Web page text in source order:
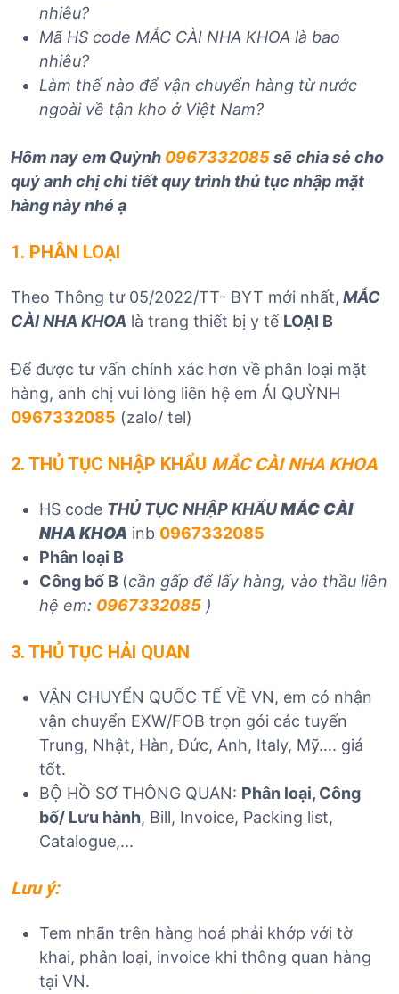
nhiêu?
Mã HS code MẮC CÀI NHA KHOA là bao
nhiêu?
Làm thế nào để vận chuyển hàng từ nước
ngoài về tận kho ở Việt Nam?
Hôm nay em Quỳnh 0967332085sẽ chia sẻ cho
quý anh chị chi tiết quy trình thủ tục nhập mặt
hàng này nhé ạ
1. PHÂN LOẠI
Theo Thông tư 05/2022/TT- BYT mới nhất, MẮC
CÀI NHA KHOA là trang thiết bị y tế LOẠI B
Để được tư vấn chính xác hơn về phân loại mặt
hàng, anh chị vui lòng liên hệ em ÁI QUỲNH
0967332085 (zalo/ tel)
2. THỦ TỤC NHẬP KHẨU MẮC CÀI NHA KHOA
HS code THỦ TỤC NHẬP KHẨUMẮC CÀI
NHA KHOA inb 0967332085
Phân loại B
Công bố B (cần gấp để lấy hàng, vào thầu liên
hệ em: 0967332085 )
3. THỦ TỤC HẢI QUAN
VẬN CHUYỂN QUỐC TẾ VỀ VN, em có nhận
vận chuyển EXW/FOB trọn gói các tuyến
Trung, Nhật, Hàn, Đức, Anh, Italy, Mỹ…. giá
tốt.
BỘ HỒ SƠ THÔNG QUAN: Phân loại, Công
bố/ Lưu hành, Bill, Invoice, Packing list,
Catalogue,...
Lưu ý:
Tem nhãn trên hàng hoá phải khớp với tờ
khai, phân loại, invoice khi thông quan hàng
tại VN.